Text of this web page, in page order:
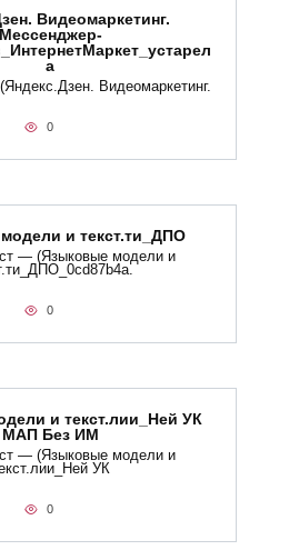
Видеомаркетинг.
Мессенджер-
а
Видеомаркетинг.
0
и текст.ти_ДПО
— (Языковые модели и
0
и текст.лии_Ней УК
МАП Без ИМ
— (Языковые модели и
УК
0